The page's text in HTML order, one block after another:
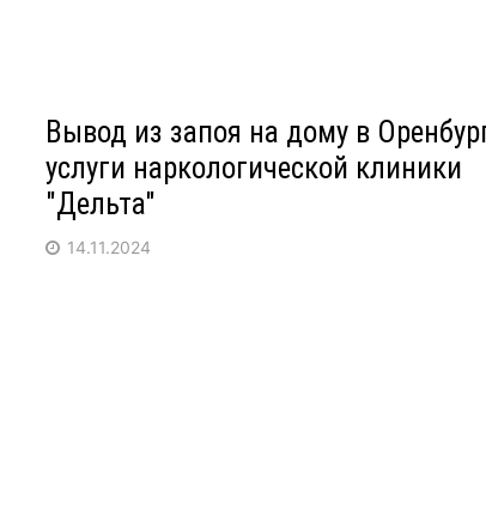
Вывод из запоя на дому в
услуги наркологической клиники
"Дельта"
14.11.2024